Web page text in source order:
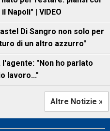
Napoli" | VIDEO
Di Sangro non solo per
di un altro azzurro"
l'agente: "Non ho parlato
lavoro..."
Altre Notizie »